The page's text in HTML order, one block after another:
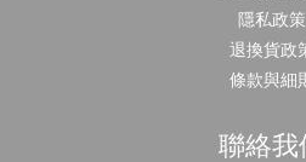
隱私政策
退換貨政
條款與細
聯絡我